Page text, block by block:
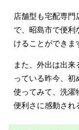
店舗型も宅配専門
で、昭島市で便利
けることができま
また、外出は出
っている昨今、初
使ってみて、洗濯
便利さに感動され